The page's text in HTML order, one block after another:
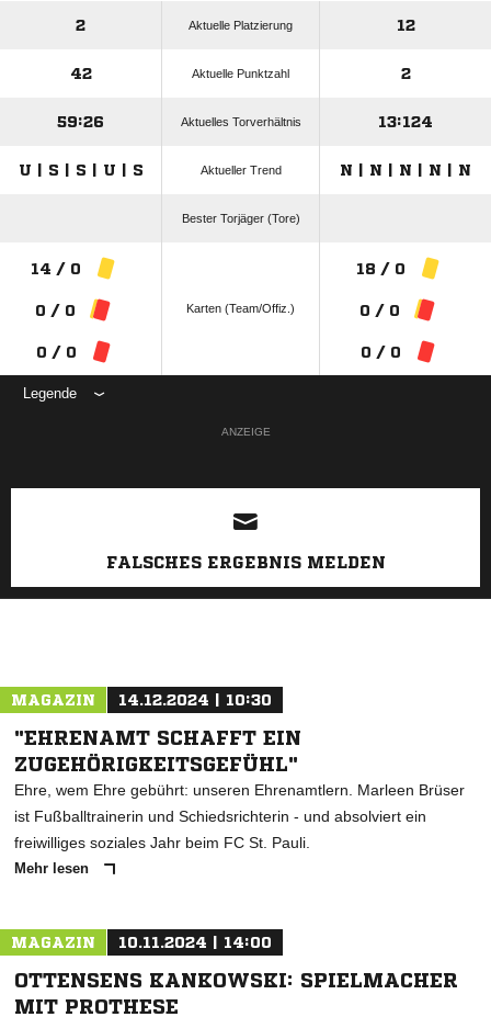
2 Aktuelle Platzierung 12
42 Aktuelle Punktzahl 2
59:26 Aktuelles Torverhältnis 13:124
U | S | S | U | S Aktueller Trend N | N | N | N | N
Bester Torjäger (Tore)
14 / 0
0 / 0
0 / 0
Karten (Team/Offiz.)
18 / 0
0 / 0
0 / 0
Legende
ANZEIGE
FALSCHES ERGEBNIS MELDEN
MAGAZIN 14.12.2024 | 10:30
"EHRENAMT SCHAFFT EIN
ZUGEHÖRIGKEITSGEFÜHL"
Ehre, wem Ehre gebührt: unseren Ehrenamtlern. Marleen Brüser
ist Fußballtrainerin und Schiedsrichterin - und absolviert ein
freiwilliges soziales Jahr beim FC St. Pauli.
Mehr lesen
MAGAZIN 10.11.2024 | 14:00
OTTENSENS KANKOWSKI: SPIELMACHER
MIT PROTHESE